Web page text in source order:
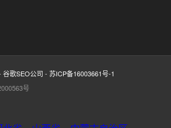
谷歌SEO公司 - 苏ICP备16003661号-1
号